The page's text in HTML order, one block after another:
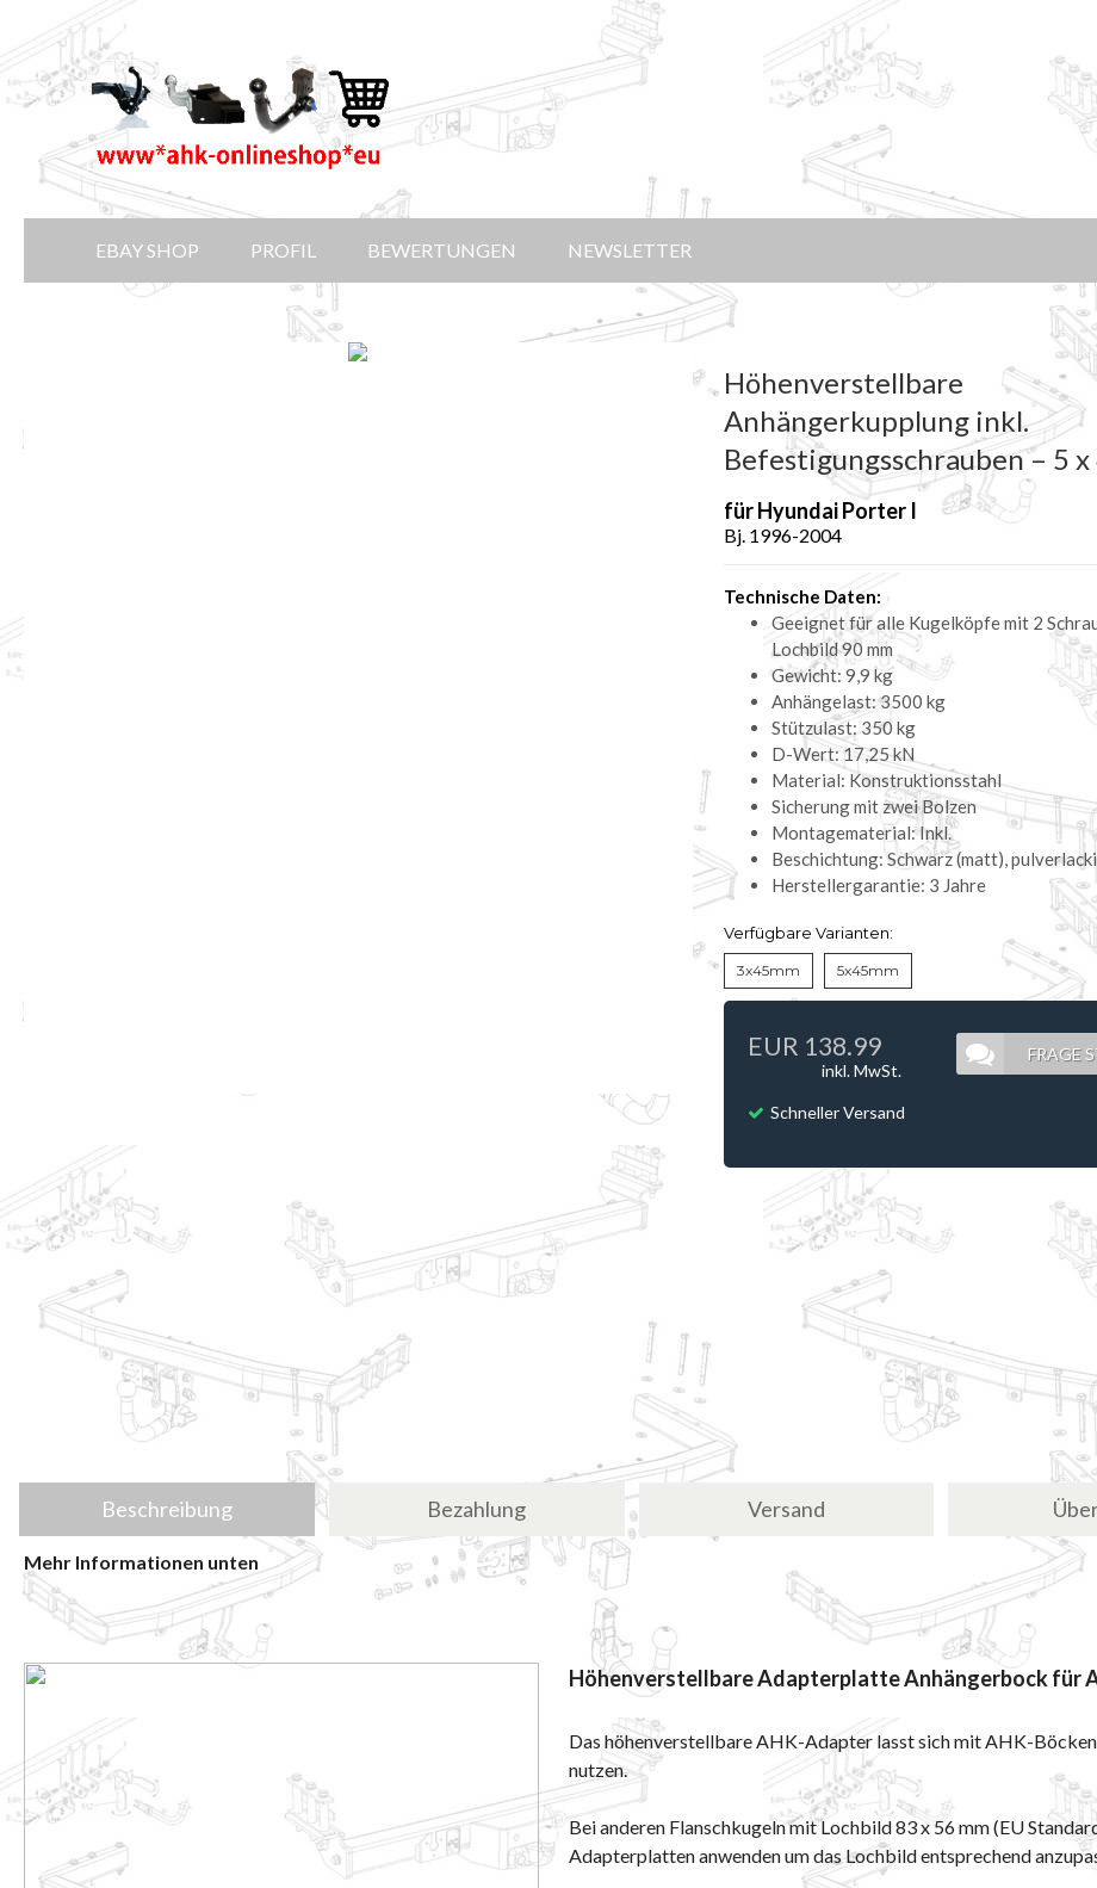
EBAY SHOP PROFIL BEWERTUNGEN NEWSLETTER
Höhenverstellbare
Anhängerkupplung inkl.
Befestigungsschrauben – 5 x
für Hyundai Porter I
Bj. 1996-2004
Technische Daten:
Geeignet für alle Kugelköpfe mit 2
Lochbild 90 mm
Gewicht: 9,9 kg
Anhängelast: 3500 kg
Stützulast: 350 kg
D-Wert: 17,25 kN
Material: Konstruktionsstahl
Sicherung mit zwei Bolzen
Montagematerial: Inkl.
Beschichtung: Schwarz (matt),
Herstellergarantie: 3 Jahre
Verfügbare Varianten:
3x45mm 5x45mm
EUR 138.99
inkl. MwSt.
FRAGE
Schneller Versand
Beschreibung Bezahlung Versand
Mehr Informationen unten
Höhenverstellbare Adapterplatte Anhängerbock für
Das höhenverstellbare AHK-Adapter lasst sich mit AHK-
nutzen.
Bei anderen Flanschkugeln mit Lochbild 83 x 56 mm (EU
Adapterplatten anwenden um das Lochbild entsprechend